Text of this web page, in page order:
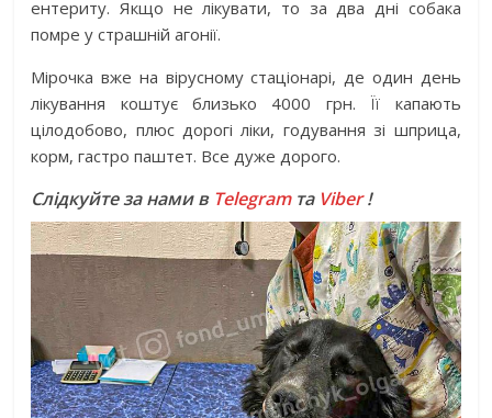
ентериту. Якщо не лікувати, то за два дні собака
помре у страшній агонії.
Мірочка вже на вірусному стаціонарі, де один день
лікування коштує близько 4000 грн. Її капають
цілодобово, плюс дорогі ліки, годування зі шприца,
корм, гастро паштет. Все дуже дорого.
Слідкуйте за нами в Telegramта Viber!